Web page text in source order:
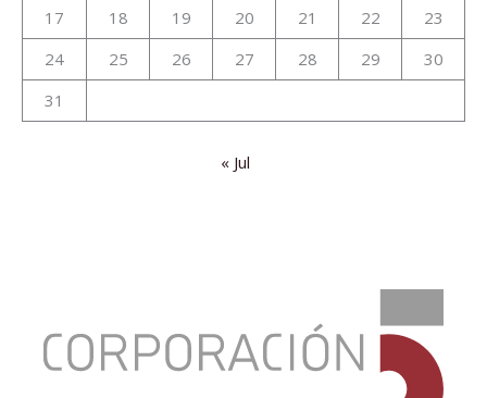
17
18 19 20 21 22
23
24
25 26 27 28 29
30
31
« Jul
las
elecciones